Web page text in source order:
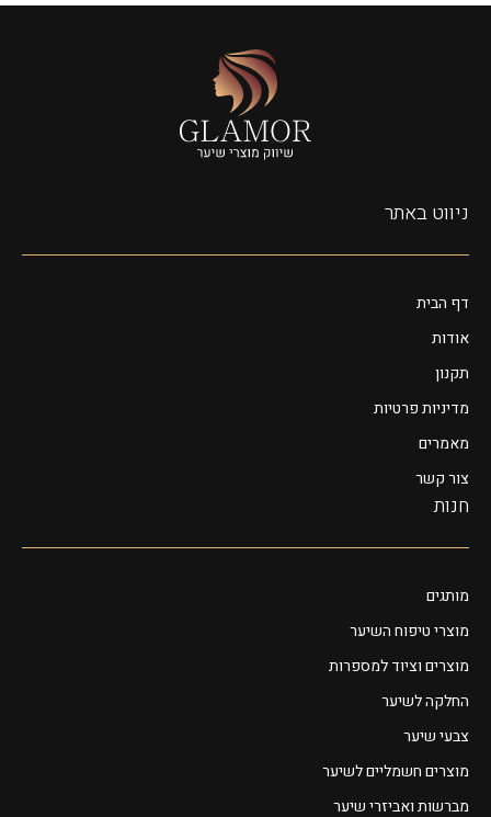
ניווט באתר
דף הבית
אודות
תקנון
מדיניות פרטיות
מאמרים
צור קשר
חנות
מותגים
מוצרי טיפוח השיער
מוצרים וציוד למספרות
החלקה לשיער
צבעי שיער
מוצרים חשמליים לשיער
מברשות ואביזרי שיער